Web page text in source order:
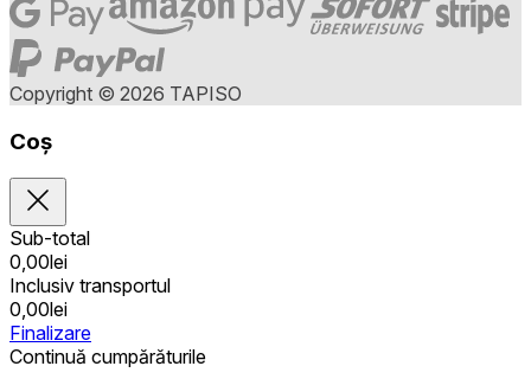
Copyright © 2026 TAPISO
Coș
Sub-total
0,00lei
Inclusiv transportul
0,00lei
Finalizare
Continuă cumpărăturile